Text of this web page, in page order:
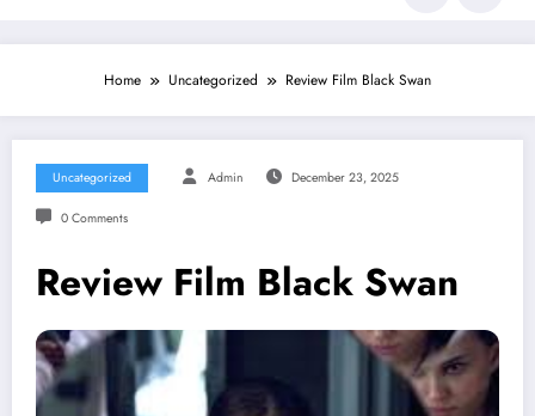
Home Uncategorized Review Film Black Swan
Uncategorized Admin December 23, 2025
0 Comments
Review Film Black Swan